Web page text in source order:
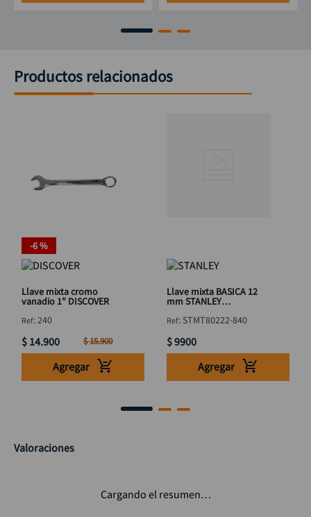
Productos relacionados
-6 %
Llave mixta cromo
vanadio 1" DISCOVER
:240
$ 14.900 $15.900
Agregar
Llave mixta BASICA 12
mm STANLEY
: STMT80222-840
$9900
Agregar
Valoraciones
Cargando el resumen…